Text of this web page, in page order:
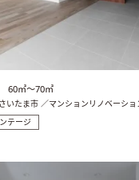
60㎡〜70㎡
いたま市 ／マンションリノベーショ
テージ